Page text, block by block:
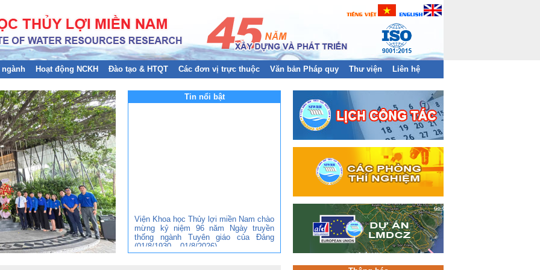
ngành Hoạt động NCKH Đào tạo & HTQT Các đơn vị trực thuộc Văn bản Pháp quy Thư viện Liên hệ
Tin nổi bật
Viện Khoa học Thủy lợi miền Nam chào
mừng kỷ niệm 96 năm Ngày truyền
thống ngành Tuyên giáo của Đảng
(01/8/1930 – 01/8/2026)